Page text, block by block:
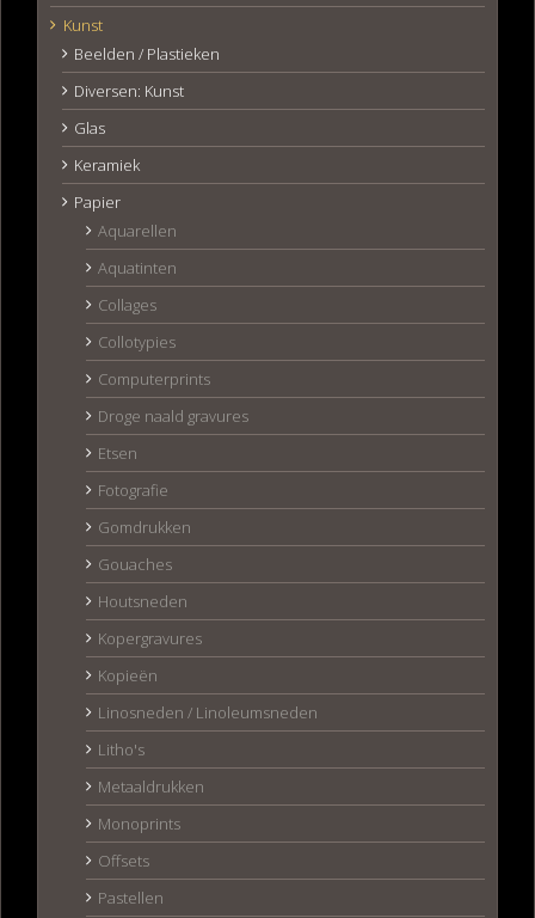
Kunst
Beelden / Plastieken
Diversen: Kunst
Glas
Keramiek
Papier
Aquarellen
Aquatinten
Collages
Collotypies
Computerprints
Droge naald gravures
Etsen
Fotografie
Gomdrukken
Gouaches
Houtsneden
Kopergravures
Kopieën
Linosneden / Linoleumsneden
Litho's
Metaaldrukken
Monoprints
Offsets
Pastellen